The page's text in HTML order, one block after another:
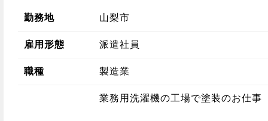
勤務地 山梨市
雇用形態 派遣社員
職種 製造業
業務用洗濯機の工場で塗装のお仕事